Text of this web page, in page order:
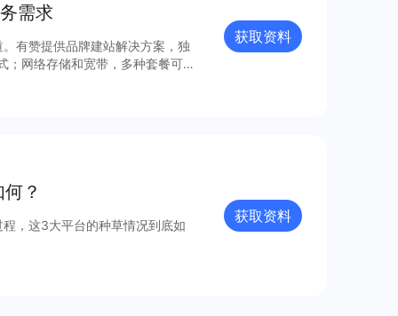
需求
有赞提供品牌建站解决方案，独
网络存储和宽带，多种套餐可供
获取资料
？
，这3大平台的种草情况到底如
获取资料